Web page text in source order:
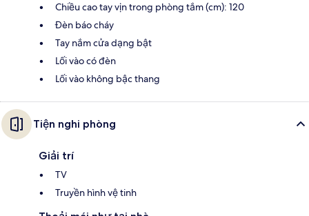
Chiều cao tay vịn trong phòng tắm (cm): 120
Đèn báo cháy
Tay nắm cửa dạng bật
Lối vào có đèn
Lối vào không bậc thang
Tiện nghi phòng
Giải trí
TV
Truyền hình vệ tinh